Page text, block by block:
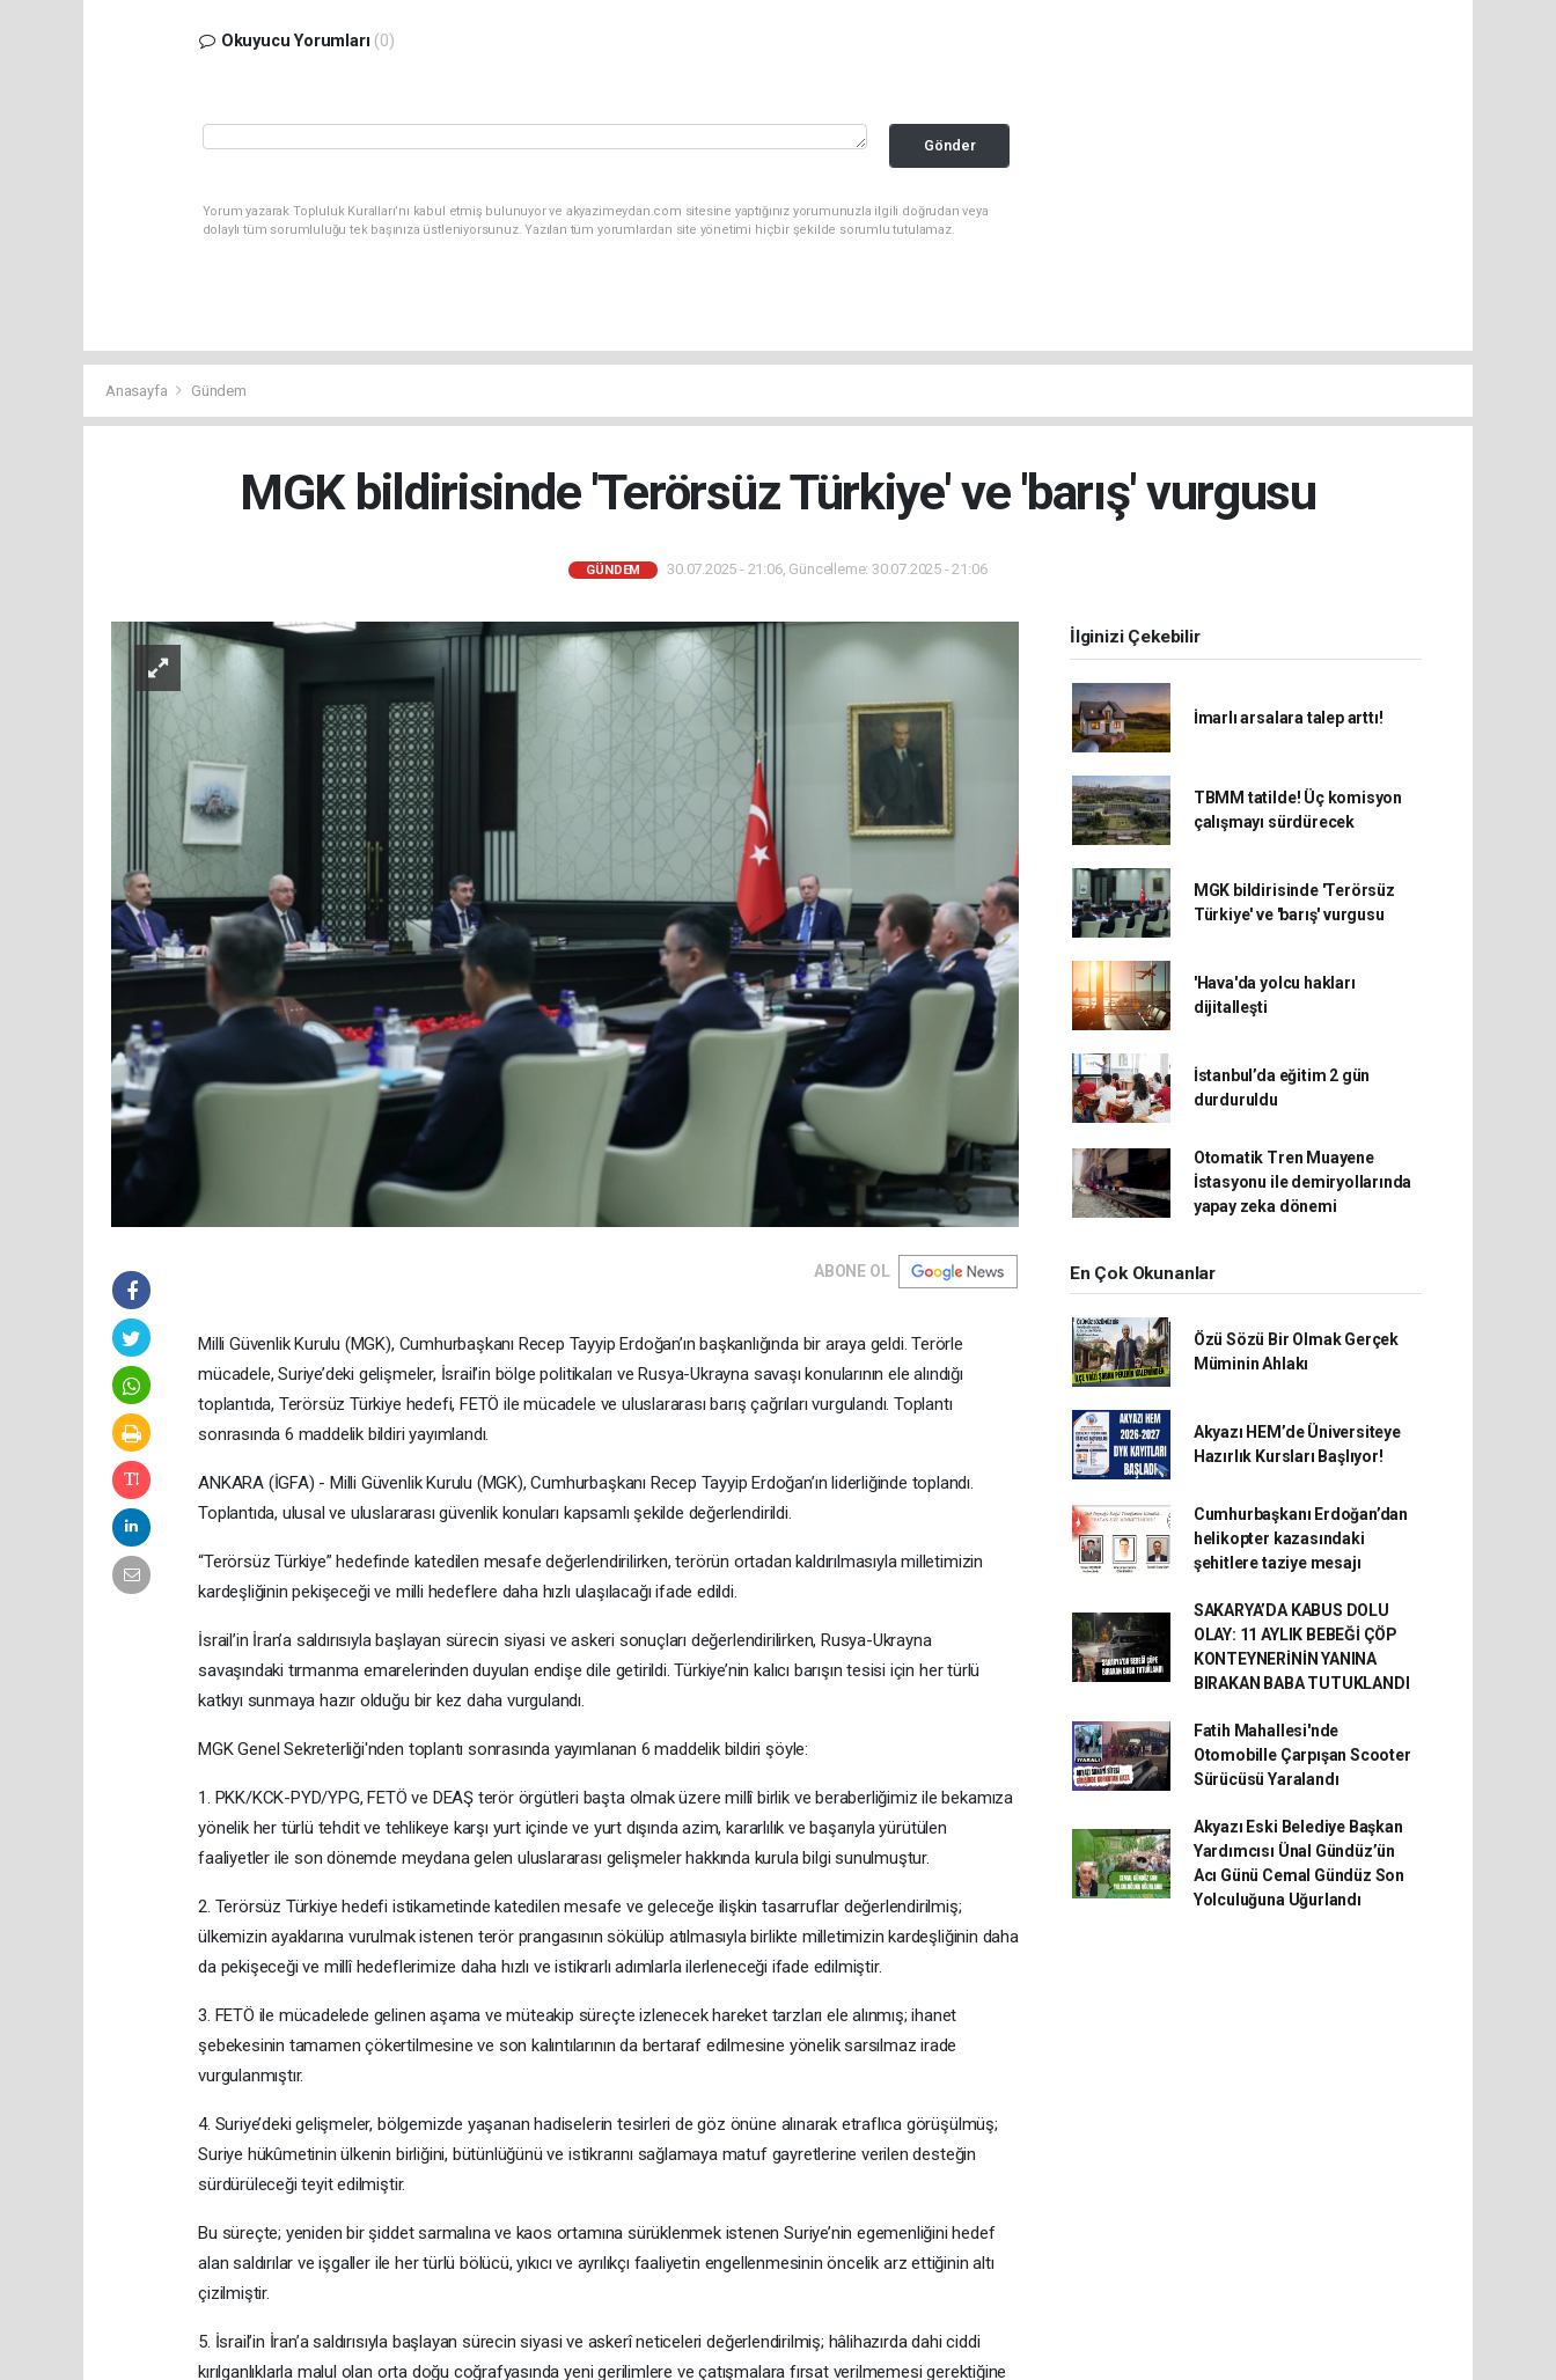
Okuyucu Yorumları (0)
Gönder
Yorum yazarak Topluluk Kuralları’nı kabul etmiş bulunuyor ve akyazimeydan.com sitesine yaptığınız yorumunuzla ilgili doğrudan veya
dolaylı tüm sorumluluğu tek başınıza üstleniyorsunuz. Yazılan tüm yorumlardan site yönetimi hiçbir şekilde sorumlu tutulamaz.
Anasayfa Gündem
MGK bildirisinde 'Terörsüz Türkiye' ve 'barış' vurgusu
GÜNDEM 30.07.2025 - 21:06, Güncelleme: 30.07.2025 - 21:06
ABONE OL
Milli Güvenlik Kurulu (MGK), Cumhurbaşkanı Recep Tayyip Erdoğan’ın başkanlığında bir araya geldi. Terörle
mücadele, Suriye’deki gelişmeler, İsrail’in bölge politikaları ve Rusya-Ukrayna savaşı konularının ele alındığı
toplantıda, Terörsüz Türkiye hedefi, FETÖ ile mücadele ve uluslararası barış çağrıları vurgulandı. Toplantı
sonrasında 6 maddelik bildiri yayımlandı.
ANKARA (İGFA) - Milli Güvenlik Kurulu (MGK), Cumhurbaşkanı Recep Tayyip Erdoğan’ın liderliğinde toplandı.
Toplantıda, ulusal ve uluslararası güvenlik konuları kapsamlı şekilde değerlendirildi.
“Terörsüz Türkiye” hedefinde katedilen mesafe değerlendirilirken, terörün ortadan kaldırılmasıyla milletimizin
kardeşliğinin pekişeceği ve milli hedeflere daha hızlı ulaşılacağı ifade edildi.
İsrail’in İran’a saldırısıyla başlayan sürecin siyasi ve askeri sonuçları değerlendirilirken, Rusya-Ukrayna
savaşındaki tırmanma emarelerinden duyulan endişe dile getirildi. Türkiye’nin kalıcı barışın tesisi için her türlü
katkıyı sunmaya hazır olduğu bir kez daha vurgulandı.
MGK Genel Sekreterliği'nden toplantı sonrasında yayımlanan 6 maddelik bildiri şöyle:
1. PKK/KCK-PYD/YPG, FETÖ ve DEAŞ terör örgütleri başta olmak üzere millî birlik ve beraberliğimiz ile bekamıza
yönelik her türlü tehdit ve tehlikeye karşı yurt içinde ve yurt dışında azim, kararlılık ve başarıyla yürütülen
faaliyetler ile son dönemde meydana gelen uluslararası gelişmeler hakkında kurula bilgi sunulmuştur.
2. Terörsüz Türkiye hedefi istikametinde katedilen mesafe ve geleceğe ilişkin tasarruflar değerlendirilmiş;
ülkemizin ayaklarına vurulmak istenen terör prangasının sökülüp atılmasıyla birlikte milletimizin kardeşliğinin daha
da pekişeceği ve millî hedeflerimize daha hızlı ve istikrarlı adımlarla ilerleneceği ifade edilmiştir.
3. FETÖ ile mücadelede gelinen aşama ve müteakip süreçte izlenecek hareket tarzları ele alınmış; ihanet
şebekesinin tamamen çökertilmesine ve son kalıntılarının da bertaraf edilmesine yönelik sarsılmaz irade
vurgulanmıştır.
4. Suriye’deki gelişmeler, bölgemizde yaşanan hadiselerin tesirleri de göz önüne alınarak etraflıca görüşülmüş;
Suriye hükûmetinin ülkenin birliğini, bütünlüğünü ve istikrarını sağlamaya matuf gayretlerine verilen desteğin
sürdürüleceği teyit edilmiştir.
Bu süreçte; yeniden bir şiddet sarmalına ve kaos ortamına sürüklenmek istenen Suriye’nin egemenliğini hedef
alan saldırılar ve işgaller ile her türlü bölücü, yıkıcı ve ayrılıkçı faaliyetin engellenmesinin öncelik arz ettiğinin altı
çizilmiştir.
5. İsrail’in İran’a saldırısıyla başlayan sürecin siyasi ve askerî neticeleri değerlendirilmiş; hâlihazırda dahi ciddi
kırılganlıklarla malul olan orta doğu coğrafyasında yeni gerilimlere ve çatışmalara fırsat verilmemesi gerektiğine
İlginizi Çekebilir
İmarlı arsalara talep arttı!
TBMM tatilde! Üç komisyon
çalışmayı sürdürecek
MGK bildirisinde 'Terörsüz
Türkiye' ve 'barış' vurgusu
'Hava'da yolcu hakları
dijitalleşti
İstanbul’da eğitim 2 gün
durduruldu
Otomatik Tren Muayene
İstasyonu ile demiryollarında
yapay zeka dönemi
En Çok Okunanlar
Özü Sözü Bir Olmak Gerçek
Müminin Ahlakı
Akyazı HEM’de Üniversiteye
Hazırlık Kursları Başlıyor!
Cumhurbaşkanı Erdoğan’dan
helikopter kazasındaki
şehitlere taziye mesajı
SAKARYA’DA KABUS DOLU
OLAY: 11 AYLIK BEBEĞİ ÇÖP
KONTEYNERİNİN YANINA
BIRAKAN BABA TUTUKLANDI
Fatih Mahallesi'nde
Otomobille Çarpışan Scooter
Sürücüsü Yaralandı
Akyazı Eski Belediye Başkan
Yardımcısı Ünal Gündüz’ün
Acı Günü Cemal Gündüz Son
Yolculuğuna Uğurlandı